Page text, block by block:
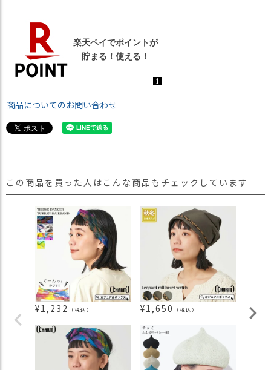
商品についてのお問い合わせ
この商品を買った人はこんな商品もチェックしています
¥1,232 （税込） ¥1,650 （税込） ¥